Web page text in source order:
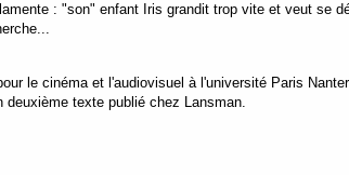
: "son" enfant Iris grandit trop vite et veut se
le cinéma et l'audiovisuel à l'université Paris
texte publié chez Lansman.